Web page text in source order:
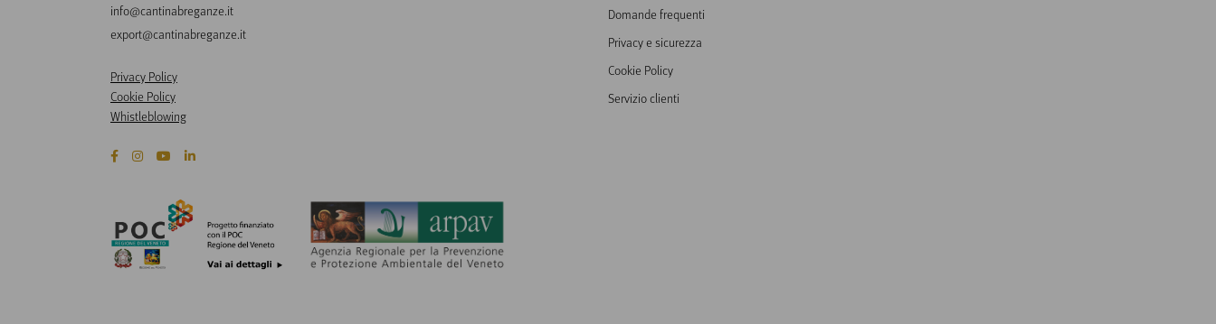
info@cantinabreganze.it
export@cantinabreganze.it
Privacy Policy
Cookie Policy
Whistleblowing
Domande frequenti
Privacy e sicurezza
Cookie Policy
Servizio clienti